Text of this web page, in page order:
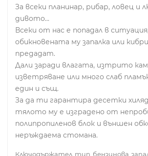
За всеки планинар, рибар, ловец и
дивото...
Всеки от нас е попадал в
обикновената му запалка или
предадат.
Дали заради влагата, изтрито
изветряване или много слаб
един и същ.
За да ти гарантира десетки
тялото му е изградено от
полипропиленов блок и външен
неръждаема стомана.
Ключодържател тип бензинова